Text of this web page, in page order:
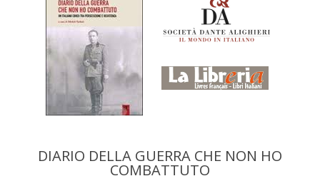
DIARIO DELLA GUERRA CHE NON HO
COMBATTUTO